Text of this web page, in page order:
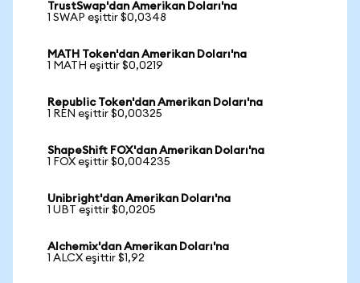
TrustSwap'dan Amerikan Doları'na
1 SWAP eşittir $0,0348
MATH Token'dan Amerikan Doları'na
1 MATH eşittir $0,0219
Republic Token'dan Amerikan Doları'na
1 REN eşittir $0,00325
ShapeShift FOX'dan Amerikan Doları'na
1 FOX eşittir $0,004235
Unibright'dan Amerikan Doları'na
1 UBT eşittir $0,0205
Alchemix'dan Amerikan Doları'na
1 ALCX eşittir $1,92